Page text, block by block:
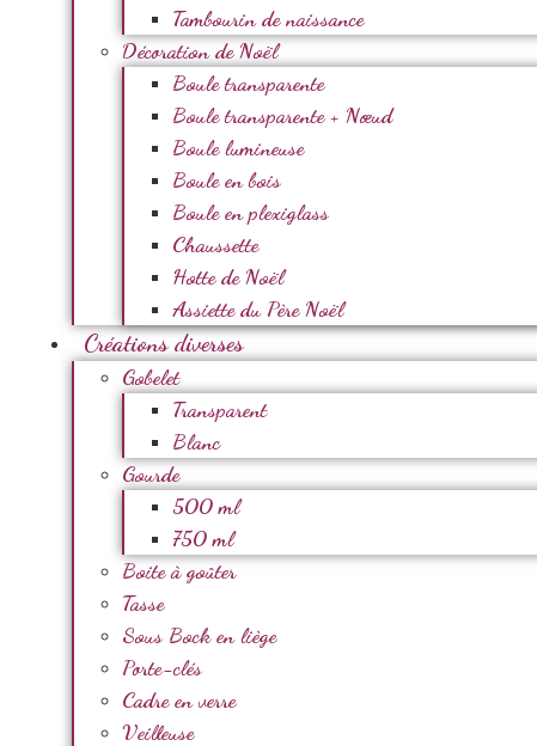
Tambourin de naissance
Décoration de Noël
Boule transparente
Boule transparente + Nœud
Boule lumineuse
Boule en bois
Boule en plexiglass
Chaussette
Hotte de Noël
Assiette du Père Noël
Créations diverses
Gobelet
Transparent
Blanc
Gourde
500 ml
750 ml
Boite à goûter
Tasse
Sous Bock en liège
Porte-clés
Cadre en verre
Veilleuse